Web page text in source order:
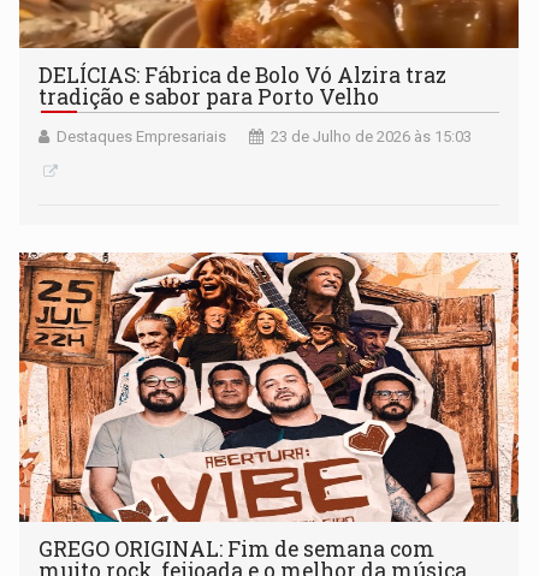
DELÍCIAS: Fábrica de Bolo Vó Alzira traz
tradição e sabor para Porto Velho
Destaques Empresariais 23 de Julho de 2026 às 15:03
GREGO ORIGINAL: Fim de semana com